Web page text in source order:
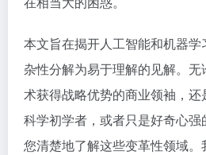
本文旨在揭开人工智能和机器
杂性分解为易于理解的见解。
术获得战略优势的商业领袖，
科学初学者，或者只是好奇心
您清楚地了解这些变革性领域